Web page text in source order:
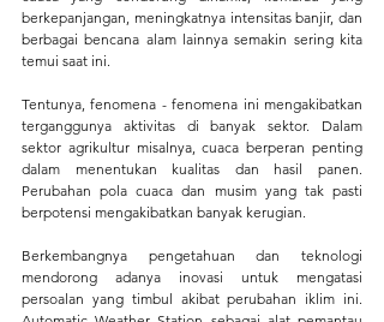
berkepanjangan, meningkatnya intensitas banjir, dan
berbagai bencana alam lainnya semakin sering kita
temui saat ini.
Tentunya, fenomena - fenomena ini mengakibatkan
terganggunya aktivitas di banyak sektor. Dalam
sektor agrikultur misalnya, cuaca berperan penting
dalam menentukan kualitas dan hasil panen.
Perubahan pola cuaca dan musim yang tak pasti
berpotensi mengakibatkan banyak kerugian.
Berkembangnya pengetahuan dan teknologi
mendorong adanya inovasi untuk mengatasi
persoalan yang timbul akibat perubahan iklim ini.